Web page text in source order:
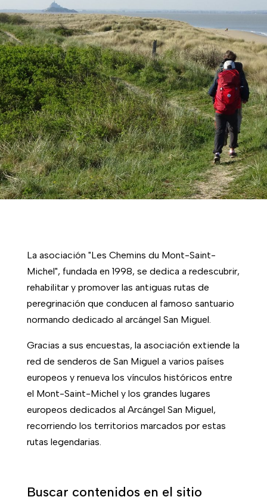
La asociación "Les Chemins du Mont-Saint-
Michel", fundada en 1998, se dedica a redescubrir,
rehabilitar y promover las antiguas rutas de
peregrinación que conducen al famoso santuario
normando dedicado al arcángel San Miguel.
Gracias a sus encuestas, la asociación extiende la
red de senderos de San Miguel a varios países
europeos y renueva los vínculos históricos entre
el Mont-Saint-Michel y los grandes lugares
europeos dedicados al Arcángel San Miguel,
recorriendo los territorios marcados por estas
rutas legendarias.
Buscar contenidos en el sitio